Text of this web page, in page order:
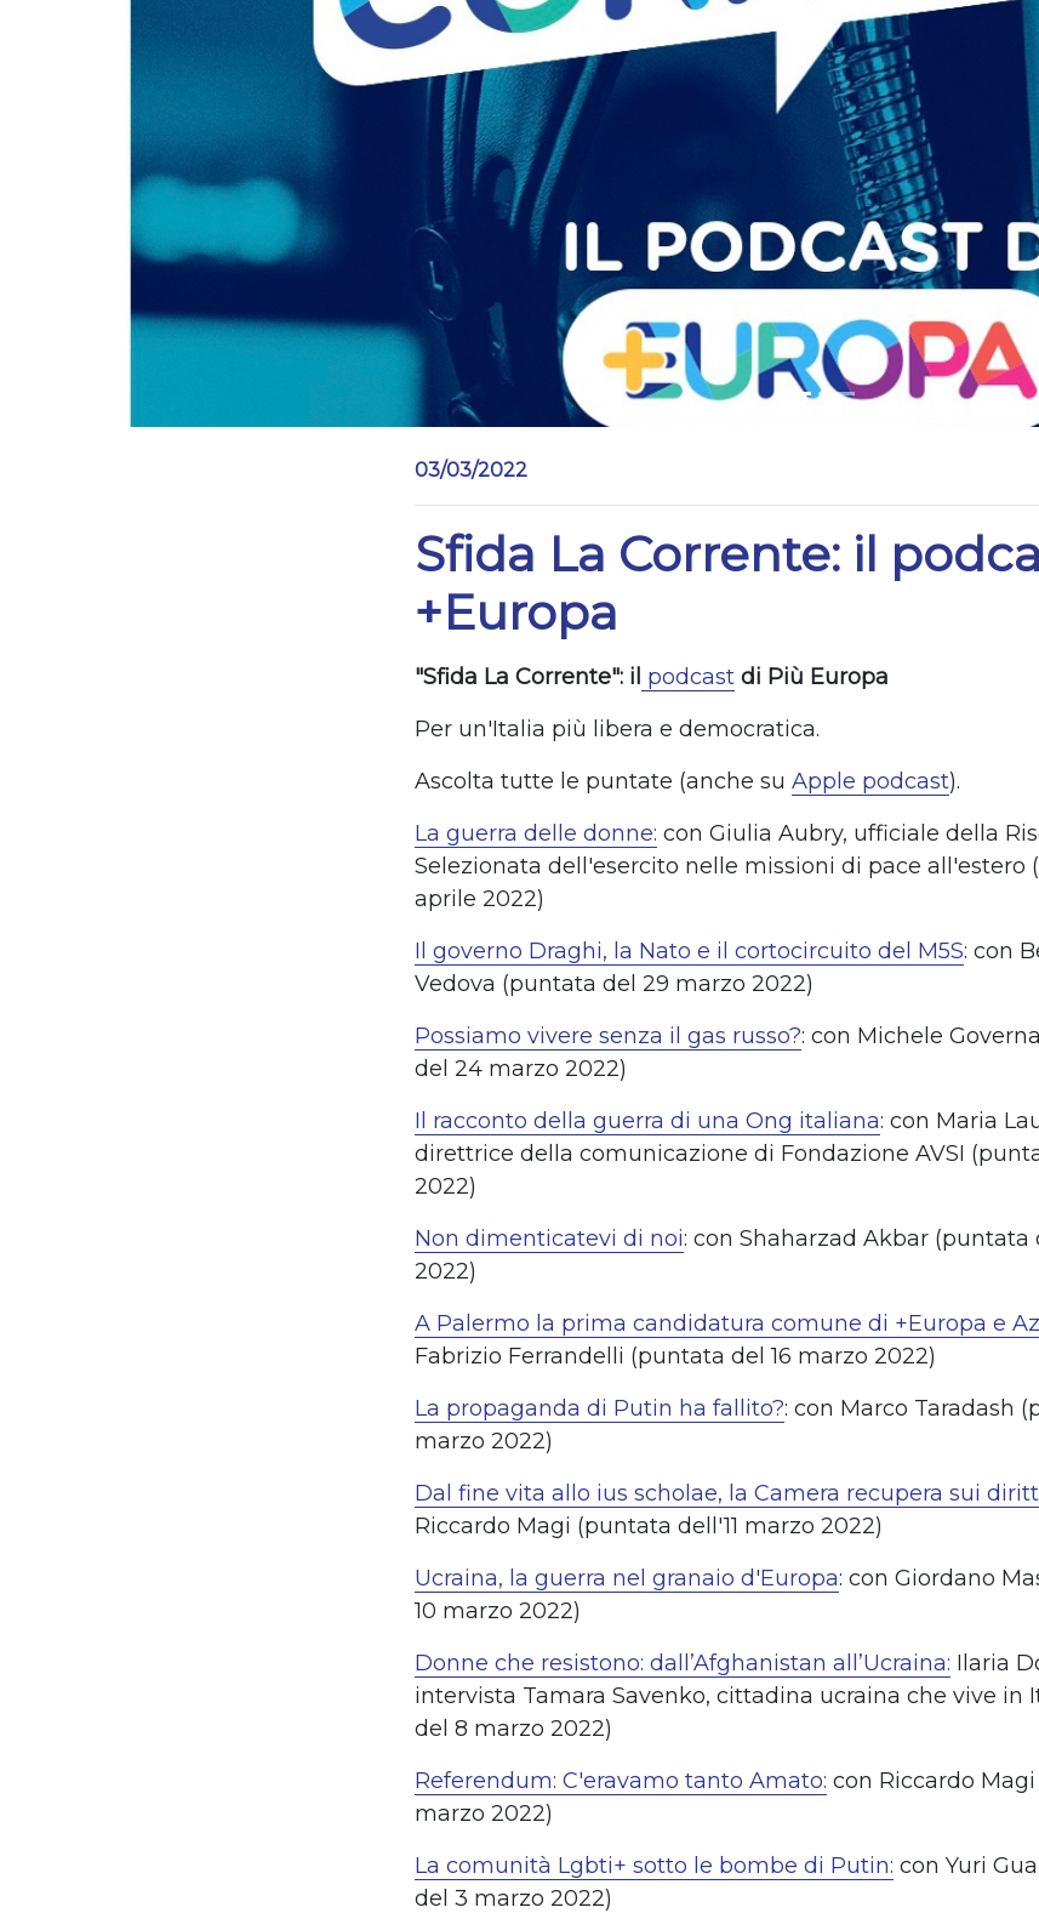
03/03/2022
Sfida La Corrente: il
+Europa
"Sfida La Corrente": il podcast di Più Europa
Per un'Italia più libera e democratica.
Ascolta tutte le puntate (anche su Apple podcast).
La guerra delle donne: con Giulia Aubry, ufficiale della
Selezionata dell'esercito nelle missioni di pace all'estero
aprile 2022)
Il governo Draghi, la Nato e il cortocircuito del M5S: con
Vedova (puntata del 29 marzo 2022)
Possiamo vivere senza il gas russo?: con Michele
del 24 marzo 2022)
Il racconto della guerra di una Ong italiana: con Maria
direttrice della comunicazione di Fondazione AVSI
2022)
Non dimenticatevi di noi: con Shaharzad Akbar (puntata
2022)
A Palermo la prima candidatura comune di +Europa e
Fabrizio Ferrandelli (puntata del 16 marzo 2022)
La propaganda di Putin ha fallito?: con Marco Taradash
marzo 2022)
Dal fine vita allo ius scholae, la Camera recupera sui
Riccardo Magi (puntata dell'11 marzo 2022)
Ucraina, la guerra nel granaio d'Europa: con Giordano
10 marzo 2022)
Donne che resistono: dall’Afghanistan all’Ucraina: Ilaria
intervista Tamara Savenko, cittadina ucraina che vive in
del 8 marzo 2022)
Referendum: C'eravamo tanto Amato: con Riccardo
marzo 2022)
La comunità Lgbti+ sotto le bombe di Putin: con Yuri
del 3 marzo 2022)